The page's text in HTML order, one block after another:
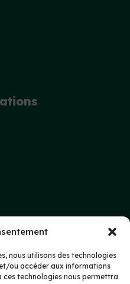
nous utilisons des technologies
ou accéder aux informations
technologies nous permettra